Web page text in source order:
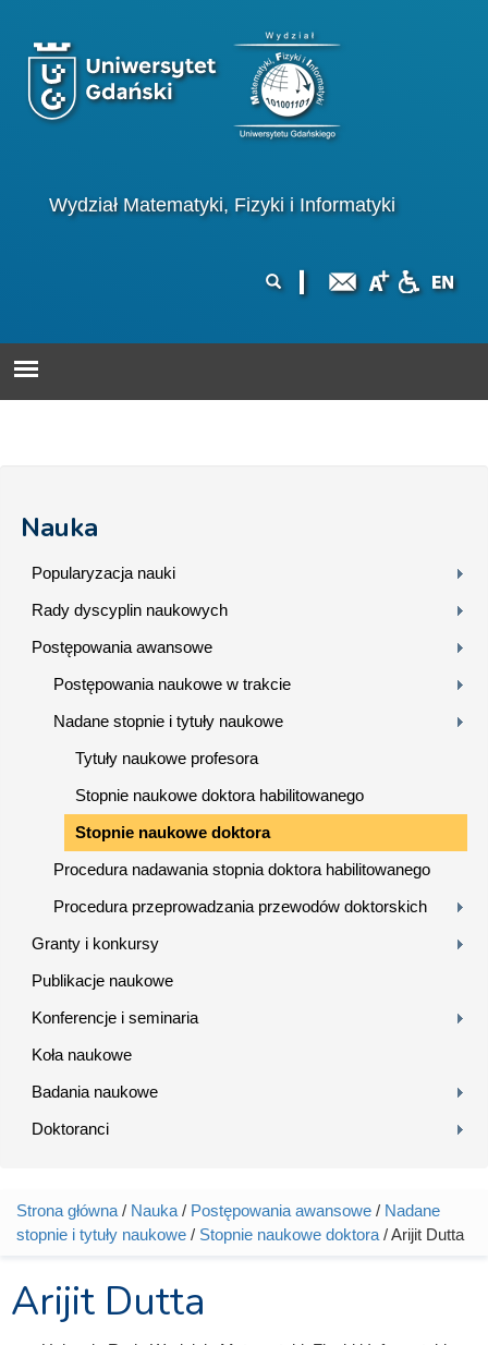
Wydział Matematyki, Fizyki i Informatyki
wyszukiwania
Nauka
Popularyzacja nauki
Rady dyscyplin naukowych
Postępowania awansowe
Postępowania naukowe w trakcie
Nadane stopnie i tytuły naukowe
Tytuły naukowe profesora
Stopnie naukowe doktora habilitowanego
Stopnie naukowe doktora
Procedura nadawania stopnia doktora habilitowanego
Procedura przeprowadzania przewodów doktorskich
Granty i konkursy
Publikacje naukowe
Konferencje i seminaria
Koła naukowe
Badania naukowe
Doktoranci
Jesteś tutaj
Strona główna / Nauka / Postępowania awansowe / Nadane
stopnie i tytuły naukowe / Stopnie naukowe doktora / Arijit Dutta
Arijit Dutta